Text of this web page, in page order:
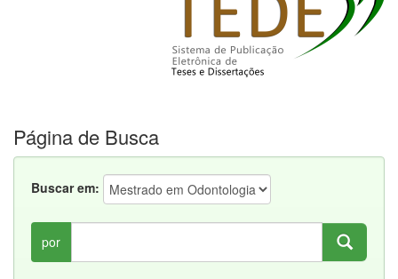
Página de Busca
Buscar em:
por